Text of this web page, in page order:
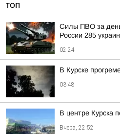
ТОП
Силы ПВО за
России 285
02:24
В Курске
03:48
В центре Курска
Вчера, 22:52